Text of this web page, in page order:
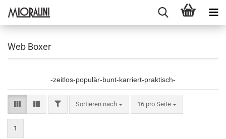
Web Boxer
-zeitlos-populär-bunt-karriert-praktisch-
FILTERSortieren nach
Sortieren nach 16 pro Seite
pro Seite
1